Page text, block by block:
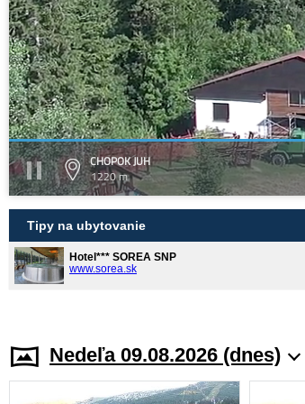
CHOPOK JUH
1220 m
Tipy na ubytovanie
Hotel*** SOREA SNP
www.sorea.sk
Nedeľa 09.08.2026 (dnes)